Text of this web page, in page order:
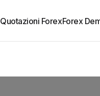
Quotazioni ForexForex